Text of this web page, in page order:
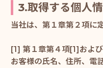
3.取得する個人
当社は、第１章第２項に
[1] 第１章第４項[1]およ
お客様の氏名、住所、電